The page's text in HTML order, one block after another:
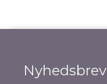
Nyhedsbrev